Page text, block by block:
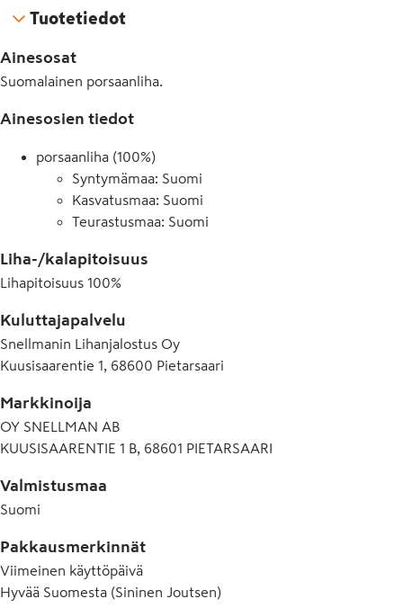
Tuotetiedot
Ainesosat
Suomalainen porsaanliha.
Ainesosien tiedot
porsaanliha (100%)
Syntymämaa: Suomi
Kasvatusmaa: Suomi
Teurastusmaa: Suomi
Liha-/kalapitoisuus
Lihapitoisuus 100%
Kuluttajapalvelu
Snellmanin Lihanjalostus Oy
Kuusisaarentie 1, 68600 Pietarsaari
Markkinoija
OY SNELLMAN AB
KUUSISAARENTIE 1 B, 68601 PIETARSAARI
Valmistusmaa
Suomi
Pakkausmerkinnät
Viimeinen käyttöpäivä
Hyvää Suomesta (Sininen Joutsen)